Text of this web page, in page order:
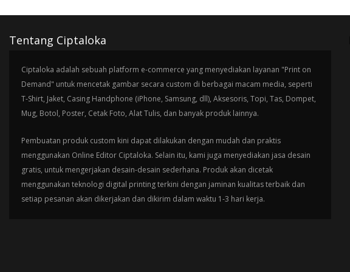
Tentang Ciptaloka
Ciptaloka adalah sebuah platform e-commerce yang menyediakan layanan "Print on
Demand" untuk mencetak gambar secara custom di berbagai macam media, seperti
T-Shirt, Jaket, Casing Handphone (iPhone, Samsung, dll), Aksesoris, Topi, Tas, Dompet,
Mug, Botol, Poster, Cetak Foto, Alat Tulis, dan banyak produk lainnya.
Pembuatan produk custom kini dapat dilakukan dengan mudah dan praktis
menggunakan Online Editor Ciptaloka. Selain itu, kami juga menyediakan jasa desain
gratis, untuk mengerjakan desain-desain sederhana. Produk akan dicetak
menggunakan teknologi digital printing terkini dengan jaminan kualitas terbaik dan
setiap pesanan akan dikerjakan dan dikirim dalam waktu 1-3 hari kerja.